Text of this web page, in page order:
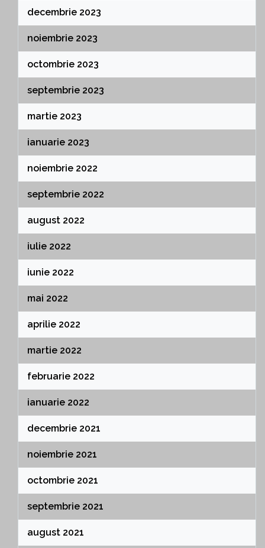
decembrie 2023
noiembrie 2023
octombrie 2023
septembrie 2023
martie 2023
ianuarie 2023
noiembrie 2022
septembrie 2022
august 2022
iulie 2022
iunie 2022
mai 2022
aprilie 2022
martie 2022
februarie 2022
ianuarie 2022
decembrie 2021
noiembrie 2021
octombrie 2021
septembrie 2021
august 2021